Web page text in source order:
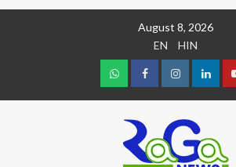
August 8, 2026
EN
HIN